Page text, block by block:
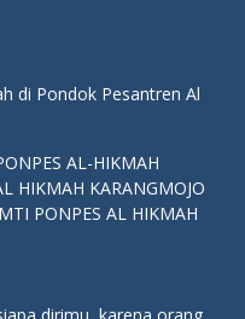
di Pondok Pesantren Al
AL-HIKMAH
HIKMAH KARANGMOJO
PONPES AL HIKMAH